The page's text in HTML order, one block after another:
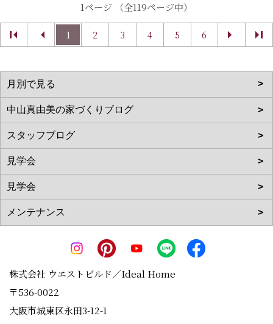
1ページ （全119ページ中）
1 2 3 4 5 6
株式会社 ウエストビルド／Ideal Home
〒536-0022
大阪市城東区永田3-12-1